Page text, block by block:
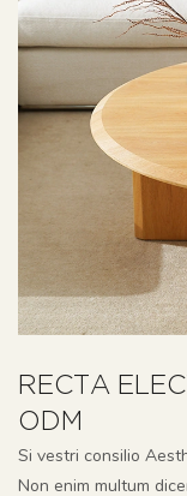
RECTA
ODM
Si vestri consilio
Non enim multum